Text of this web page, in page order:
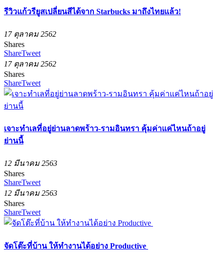
รีวิวแก้วรียูสเปลี่ยนสีได้จาก Starbucks มาถึงไทยแล้ว!
17 ตุลาคม 2562
Shares
ShareTweet
17 ตุลาคม 2562
Shares
ShareTweet
เจาะทำเลที่อยู่ย่านลาดพร้าว-รามอินทรา คุ้มค่าแค่ไหนถ้าอยู่
ย่านนี้
12 มีนาคม 2563
Shares
ShareTweet
12 มีนาคม 2563
Shares
ShareTweet
จัดโต๊ะที่บ้าน ให้ทำงานได้อย่าง Productive